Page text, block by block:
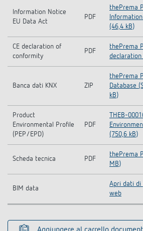
Information Notice
EU Data Act
PDF
thePrema
(46,4 kB)
CE declaration of
conformity
PDF
thePrema
Banca dati KNX ZIP
thePrema
Database
kB)
Product
Environmental Profile
(PEP/EPD)
PDF
THEB-
(750,6 kB)
Scheda tecnica PDF
thePrema
MB)
BIM data
Apri dati di
web